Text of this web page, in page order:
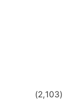
(2,103)